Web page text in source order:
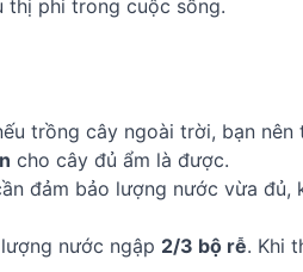
thị phi trong cuộc sống.
trồng cây ngoài trời, bạn
cho cây đủ ẩm là được.
đảm bảo lượng nước vừa
nước ngập 2/3 bộ rễ. Khi